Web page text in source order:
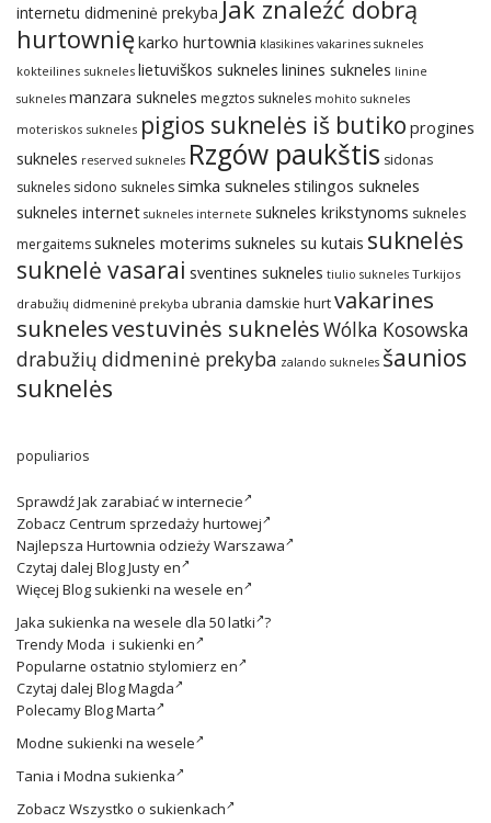
internetu didmeninė prekyba Jak znaleźć dobrą
hurtowniękarko hurtownia klasikines vakarines sukneles
kokteilines sukneles lietuviškos sukneles linines sukneles linine
sukneles manzara sukneles megztos sukneles mohito sukneles
moteriskos sukneles pigios suknelės iš butiko progines
sukneles reserved sukneles Rzgów paukštis sidonas
sukneles sidono suknelessimka sukneles stilingos sukneles
sukneles internet sukneles internete sukneles krikstynoms sukneles
mergaitemssukneles moterims sukneles su kutais suknelės
suknelė vasarai sventines sukneles tiulio sukneles Turkijos
drabužių didmeninė prekyba ubrania damskie hurtvakarines
suknelesvestuvinės suknelėsWólka Kosowska
drabužių didmeninė prekyba zalando sukneles šaunios
suknelės
populiarios
SprawdźJak zarabiać w internecie
Zobacz Centrum sprzedaży hurtowej
Najlepsza Hurtownia odzieży Warszawa
Czytaj dalej Blog Justy en
Więcej Blog sukienki na wesele en
Jaka sukienka na wesele dla 50 latki ?
TrendyModa i sukienki en
Popularne ostatnio stylomierz en
Czytaj dalej Blog Magda
PolecamyBlog Marta
Modne sukienki na wesele
Tania i Modna sukienka
Zobacz Wszystko o sukienkach